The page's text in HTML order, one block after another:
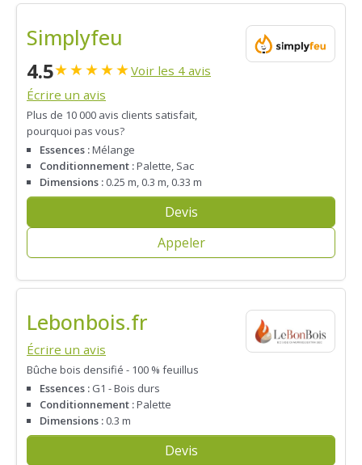
Simplyfeu
4.5★★★★★Voir les 4 avis
Écrire un avis
Plus de 10 000 avis clients satisfait,
pourquoi pas vous?
Essences :Mélange
Conditionnement :Palette, Sac
Dimensions : 0.25 m, 0.3 m, 0.33 m
Devis
Appeler
Lebonbois.fr
Écrire un avis
Bûche bois densifié - 100 % feuillus
Essences : G1 - Bois durs
Conditionnement :Palette
Dimensions : 0.3 m
Devis